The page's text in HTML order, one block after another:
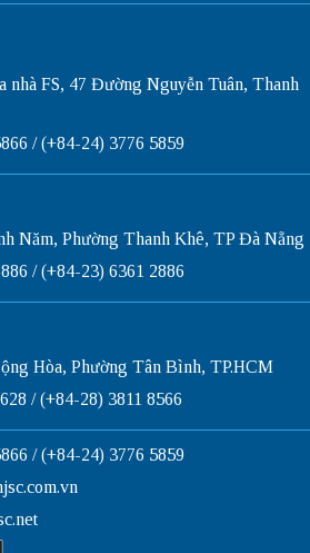
nhà FS, 47 Đường Nguyễn Tuân, Thanh
/ (+84-24) 3776 5859
Năm, Phường Thanh Khê, TP Đà Nẵng
/ (+84-23) 6361 2886
Hòa, Phường Tân Bình, TP.HCM
/ (+84-28) 3811 8566
/ (+84-24) 3776 5859